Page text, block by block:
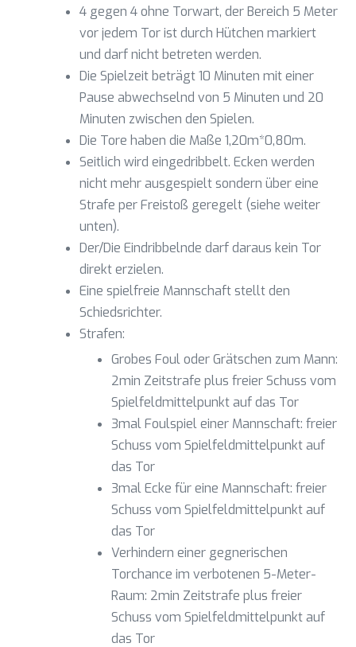
4 gegen 4 ohne Torwart, der Bereich 5 Meter
vor jedem Tor ist durch Hütchen markiert
und darf nicht betreten werden.
Die Spielzeit beträgt 10 Minuten mit einer
Pause abwechselnd von 5 Minuten und 20
Minuten zwischen den Spielen.
Die Tore haben die Maße 1,20m*0,80m.
Seitlich wird eingedribbelt. Ecken werden
nicht mehr ausgespielt sondern über eine
Strafe per Freistoß geregelt (siehe weiter
unten).
Der/Die Eindribbelnde darf daraus kein Tor
direkt erzielen.
Eine spielfreie Mannschaft stellt den
Schiedsrichter.
Strafen:
Grobes Foul oder Grätschen zum Mann:
2min Zeitstrafe plus freier Schuss vom
Spielfeldmittelpunkt auf das Tor
3mal Foulspiel einer Mannschaft: freier
Schuss vom Spielfeldmittelpunkt auf
das Tor
3mal Ecke für eine Mannschaft: freier
Schuss vom Spielfeldmittelpunkt auf
das Tor
Verhindern einer gegnerischen
Torchance im verbotenen 5-Meter-
Raum: 2min Zeitstrafe plus freier
Schuss vom Spielfeldmittelpunkt auf
das Tor